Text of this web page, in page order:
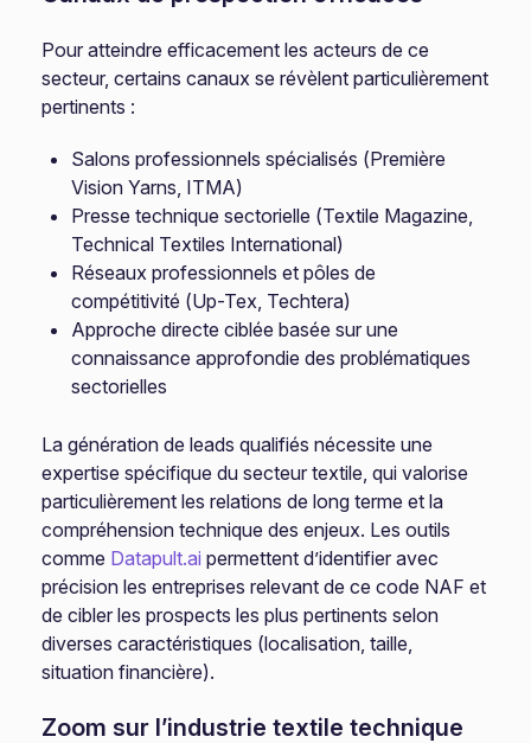
Pour atteindre efficacement les acteurs de ce
secteur, certains canaux se révèlent particulièrement
pertinents :
Salons professionnels spécialisés (Première
Vision Yarns, ITMA)
Presse technique sectorielle (Textile Magazine,
Technical Textiles International)
Réseaux professionnels et pôles de
compétitivité (Up-Tex, Techtera)
Approche directe ciblée basée sur une
connaissance approfondie des problématiques
sectorielles
La génération de leads qualifiés nécessite une
expertise spécifique du secteur textile, qui valorise
particulièrement les relations de long terme et la
compréhension technique des enjeux. Les outils
comme Datapult.ai permettent d’identifier avec
précision les entreprises relevant de ce code NAF et
de cibler les prospects les plus pertinents selon
diverses caractéristiques (localisation, taille,
situation financière).
Zoom sur l’industrie textile technique